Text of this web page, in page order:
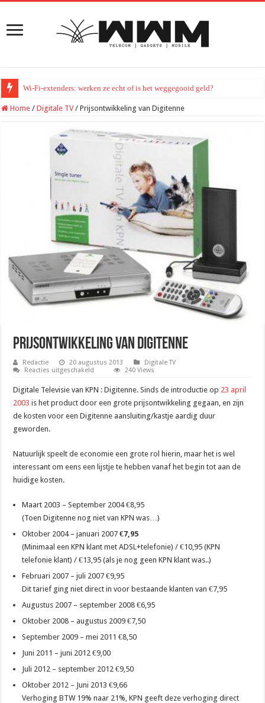
Wi-Fi-extenders: werken ze echt of is het weggegooid geld?
Home / Digitale TV / Prijsontwikkeling van Digitenne
Prijsontwikkeling van Digitenne
Redactie 20 augustus 2013
Digitale TV
Reacties uitgeschakeld
Digitenne
240 Views
Digitale Televisie van KPN : Digitenne. Sinds de introductie op 23 april
2003 is het product door een grote prijsontwikkeling gegaan, en zijn
de kosten voor een Digitenne aansluiting/kastje aardig duur
geworden.
Natuurlijk speelt de economie een grote rol hierin, maar het is wel
interessant om eens een lijstje te hebben vanaf het begin tot aan de
huidige kosten.
Maart 2003 – September 2004 €8,95
(Toen Digitenne nog niet van KPN was…)
Oktober 2004 – januari 2007€7,95
(Minimaal een KPN klant met ADSL+telefonie) / €10,95 (KPN
telefonie klant) / €13,95 (als je nog geen KPN klant was..)
Februari 2007 – juli 2007 €9,95
Dit tarief ging niet direct in voor bestaande klanten van €7,95
Augustus 2007 – september 2008 €6,95
Oktober 2008 – augustus 2009 €7,50
September 2009 – mei 2011 €8,50
Juni 2011 – juni 2012 €9,00
Juli 2012 – september 2012 €9,50
Oktober 2012 – Juni 2013 €9,66
Verhoging BTW 19% naar 21%, KPN geeft deze verhoging direct